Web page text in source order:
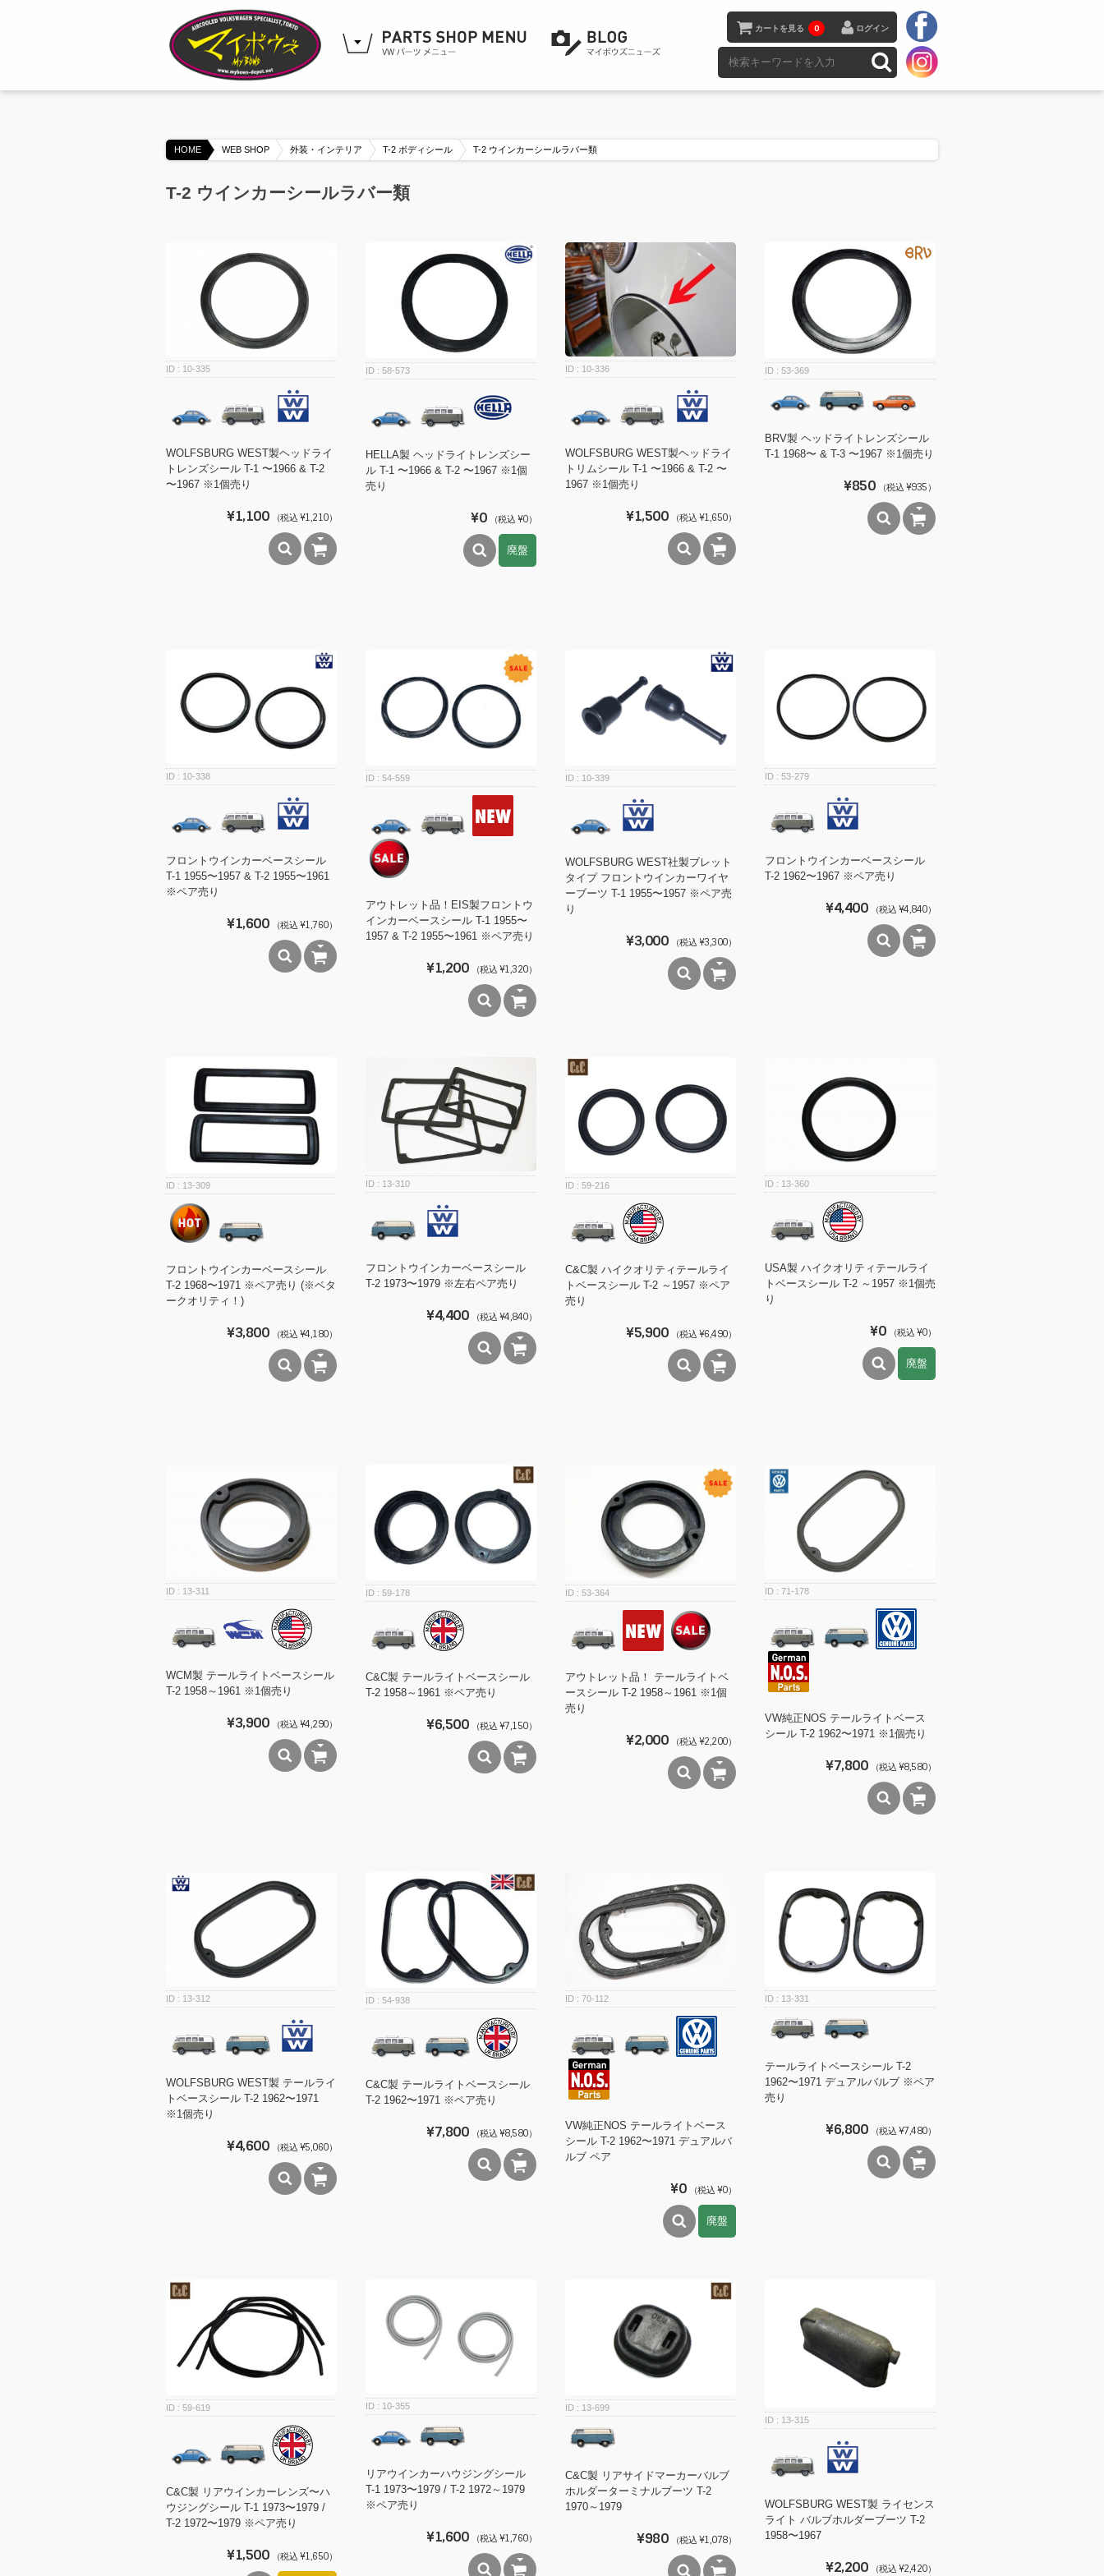
カートを見る 0 ログイン
HOME WEB SHOP 外装・インテリア T-2 ボディシール T-2 ウインカーシールラバー類
T-2 ウインカーシールラバー類
10-335
WOLFSBURG WEST製ヘッドライ
トレンズシール T-1 〜1966 & T-2
〜1967 ※1個売り
¥1,100 （税込 ¥1,210）
58-573
HELLA製 ヘッドライトレンズシー
ル T-1 〜1966 & T-2 〜1967 ※1個
売り
¥0 （税込 ¥0）
廃盤
10-336
WOLFSBURG WEST製ヘッドライ
トリムシール T-1 〜1966 & T-2 〜
1967 ※1個売り
¥1,500 （税込 ¥1,650）
53-369
BRV製 ヘッドライトレンズシール
T-1 1968〜 & T-3 〜1967 ※1個売り
¥850 （税込 ¥935）
10-338
フロントウインカーベースシール
T-1 1955〜1957 & T-2 1955〜1961
※ペア売り
¥1,600 （税込 ¥1,760）
54-559
アウトレット品！EIS製フロントウ
インカーベースシール T-1 1955〜
1957 & T-2 1955〜1961 ※ペア売り
¥1,200 （税込 ¥1,320）
10-339
WOLFSBURG WEST社製ブレット
タイプ フロントウインカーワイヤ
ーブーツ T-1 1955〜1957 ※ペア売
り
¥3,000 （税込 ¥3,300）
53-279
フロントウインカーベースシール
T-2 1962〜1967 ※ペア売り
¥4,400 （税込 ¥4,840）
13-309
フロントウインカーベースシール
T-2 1968〜1971 ※ペア売り (※ベタ
ークオリティ！)
¥3,800 （税込 ¥4,180）
13-310
フロントウインカーベースシール
T-2 1973〜1979 ※左右ペア売り
¥4,400 （税込 ¥4,840）
59-216
C&C製 ハイクオリティテールライ
トベースシール T-2 ～1957 ※ペア
売り
¥5,900 （税込 ¥6,490）
13-360
USA製 ハイクオリティテールライ
トベースシール T-2 ～1957 ※1個売
り
¥0 （税込 ¥0）
廃盤
13-311
WCM製 テールライトベースシール
T-2 1958～1961 ※1個売り
¥3,900 （税込 ¥4,290）
59-178
C&C製 テールライトベースシール
T-2 1958～1961 ※ペア売り
¥6,500 （税込 ¥7,150）
53-364
アウトレット品！ テールライトベ
ースシール T-2 1958～1961 ※1個
売り
¥2,000 （税込 ¥2,200）
71-178
VW純正NOS テールライトベース
シール T-2 1962〜1971 ※1個売り
¥7,800 （税込 ¥8,580）
13-312
WOLFSBURG WEST製 テールライ
トベースシール T-2 1962〜1971
※1個売り
¥4,600 （税込 ¥5,060）
54-938
C&C製 テールライトベースシール
T-2 1962〜1971 ※ペア売り
¥7,800 （税込 ¥8,580）
70-112
VW純正NOS テールライトベース
シール T-2 1962〜1971 デュアルバ
ルブ ペア
¥0 （税込 ¥0）
廃盤
13-331
テールライトベースシール T-2
1962〜1971 デュアルバルブ ※ペア
売り
¥6,800 （税込 ¥7,480）
59-619
C&C製 リアウインカーレンズ〜ハ
ウジングシール T-1 1973〜1979 /
T-2 1972〜1979 ※ペア売り
¥1,500 （税込 ¥1,650）
10-355
リアウインカーハウジングシール
T-1 1973〜1979 / T-2 1972～1979
※ペア売り
¥1,600 （税込 ¥1,760）
13-699
C&C製 リアサイドマーカーバルブ
ホルダーターミナルブーツ T-2
1970～1979
¥980 （税込 ¥1,078）
13-315
WOLFSBURG WEST製 ライセンス
ライト バルブホルダーブーツ T-2
1958〜1967
¥2,200 （税込 ¥2,420）